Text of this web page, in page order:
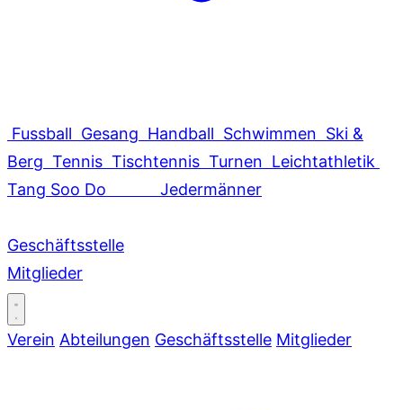
Fussball Gesang Handball Schwimmen Ski &
Berg Tennis Tischtennis Turnen Leichtathletik
Tang Soo Do
Jedermänner
Geschäftsstelle
Mitglieder
Verein Abteilungen Geschäftsstelle Mitglieder